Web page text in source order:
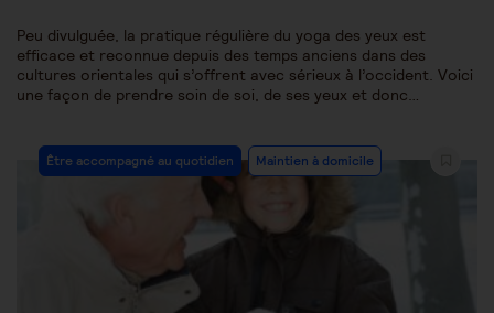
Peu divulguée, la pratique régulière du yoga des yeux est
efficace et reconnue depuis des temps anciens dans des
cultures orientales qui s’offrent avec sérieux à l’occident. Voici
une façon de prendre soin de soi, de ses yeux et donc…
Post
Category:
Être accompagné au quotidien Maintien à domicile